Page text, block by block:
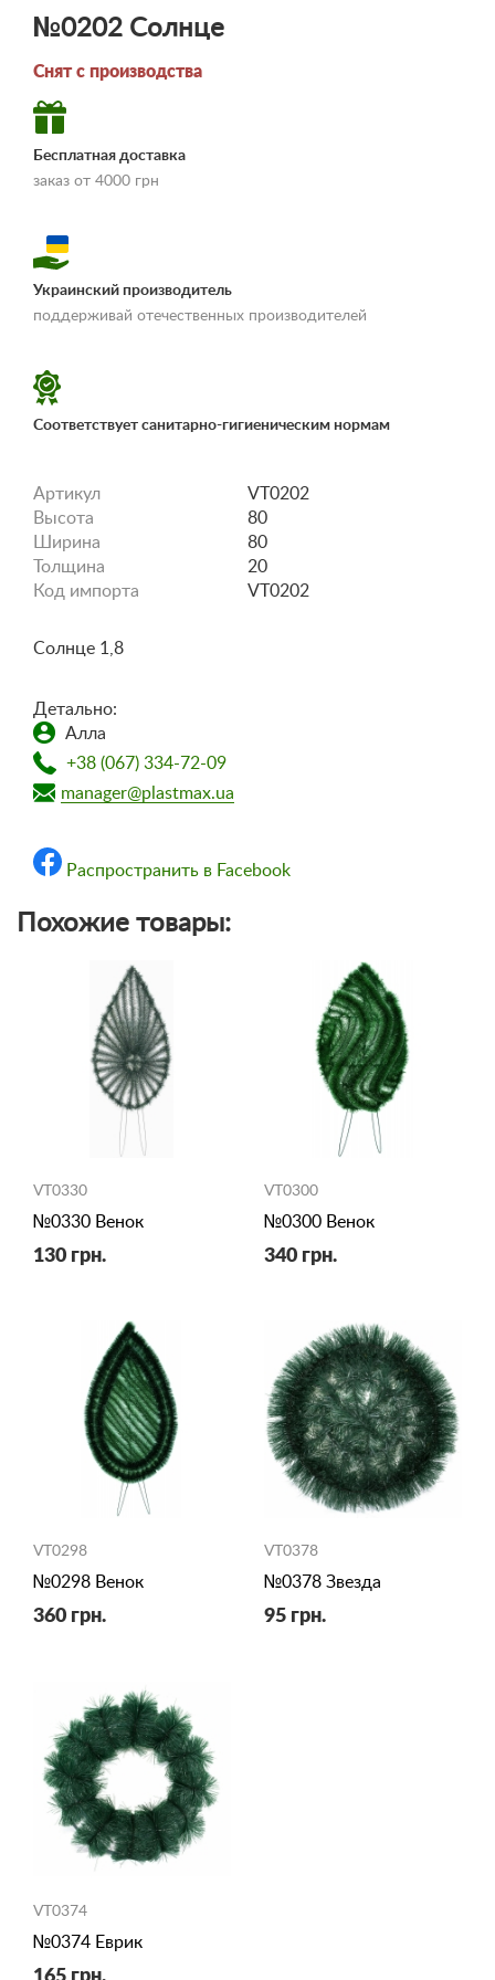
№0202 Солнце
Снят с производства
Бесплатная доставка
заказ от 4000 грн
доставки и оплаты»
Украинский производитель
поддерживай отечественных производителей
Соответствует санитарно-гигиеническим нормам
Артикул
VT0202
Высота
80
Ширина
80
Толщина
20
Код импорта
VT0202
Солнце 1,8
Детально:
Алла
+38 (067) 334-72-09
manager@plastmax.ua
Распространить в Facebook
Похожие товары:
VT0330
№0330 Венок
130 грн.
VT0300
№0300 Венок
340 грн.
VT0298
№0298 Венок
360 грн.
VT0378
№0378 Звезда
95 грн.
VT0374
№0374 Еврик